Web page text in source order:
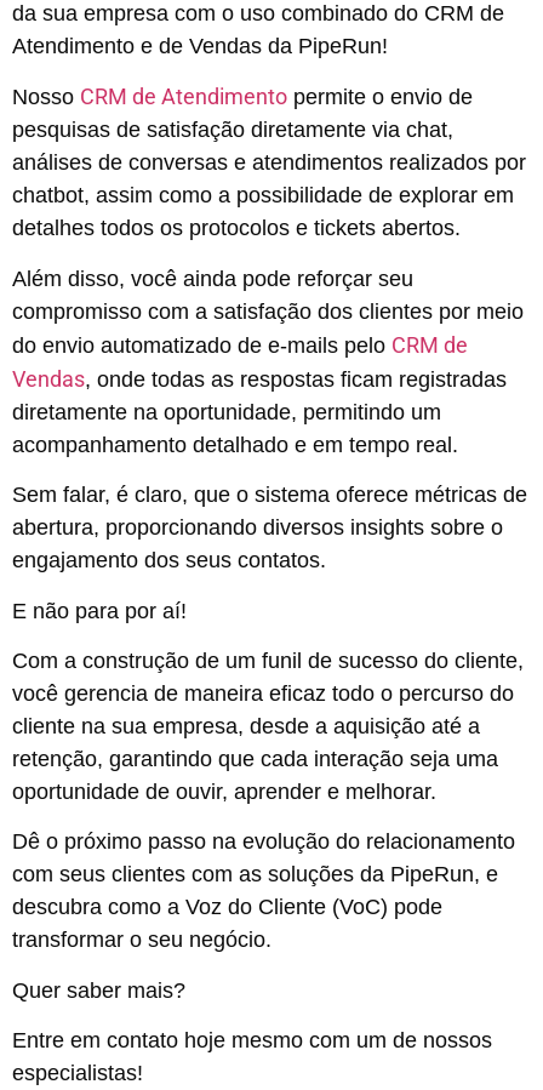
da sua empresa com o uso combinado do CRM de
Atendimento e de Vendas da PipeRun!
Nosso CRM de Atendimento permite o envio de
pesquisas de satisfação diretamente via chat,
análises de conversas e atendimentos realizados por
chatbot, assim como a possibilidade de explorar em
detalhes todos os protocolos e tickets abertos.
Além disso, você ainda pode reforçar seu
compromisso com a satisfação dos clientes por meio
do envio automatizado de e-mails pelo CRM de
Vendas, onde todas as respostas ficam registradas
diretamente na oportunidade, permitindo um
acompanhamento detalhado e em tempo real.
Sem falar, é claro, que o sistema oferece métricas de
abertura, proporcionando diversos insights sobre o
engajamento dos seus contatos.
E não para por aí!
Com a construção de um funil de sucesso do cliente,
você gerencia de maneira eficaz todo o percurso do
cliente na sua empresa, desde a aquisição até a
retenção, garantindo que cada interação seja uma
oportunidade de ouvir, aprender e melhorar.
Dê o próximo passo na evolução do relacionamento
com seus clientes com as soluções da PipeRun, e
descubra como a Voz do Cliente (VoC) pode
transformar o seu negócio.
Quer saber mais?
Entre em contato hoje mesmo com um de nossos
especialistas!